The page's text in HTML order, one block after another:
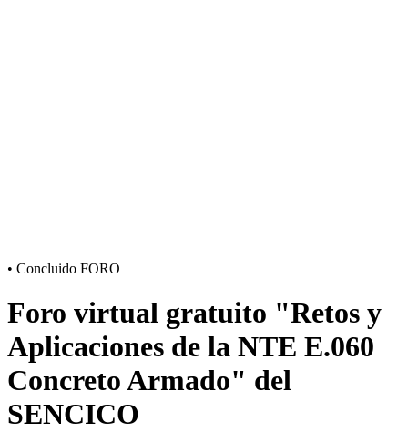
• Concluido FORO
Foro virtual gratuito "Retos y
Aplicaciones de la NTE E.060
Concreto Armado" del
SENCICO